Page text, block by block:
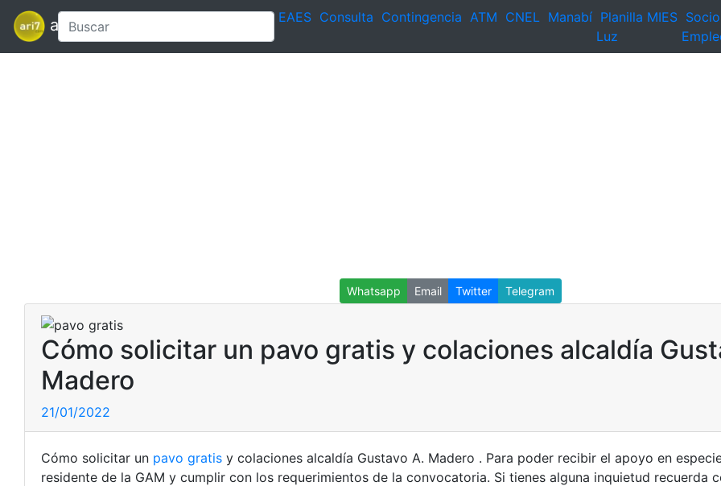
ari7 EAES Consulta Contingencia ATM CNEL Manabí Planilla
Luz
MIES Socio
Whatsapp Email Twitter Telegram
Cómo solicitar un pavo gratis y colaciones alcaldía
Madero
21/01/2022
Cómo solicitar un pavo gratis y colaciones alcaldía Gustavo A. Madero . Para poder recibir el apoyo en
residente de la GAM y cumplir con los requerimientos de la convocatoria. Si tienes alguna inquietud recuerda